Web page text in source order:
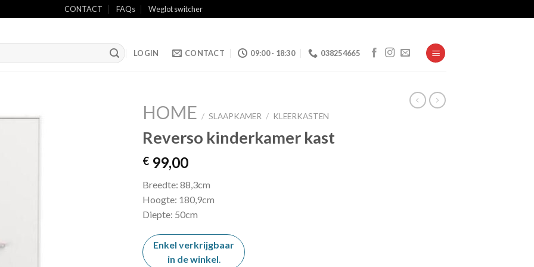
CONTACT FAQs Weglot switcher
LOGIN CONTACT 09:00 - 18:30 038254665
HOME / SLAAPKAMER / KLEERKASTEN
Reverso kinderkamer kast
€ 99,00
Breedte: 88,3cm
Hoogte: 180,9cm
Diepte: 50cm
Enkel verkrijgbaar
in de winkel.